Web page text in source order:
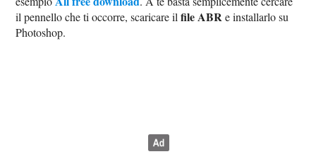
il pennello che ti occorre, scaricare ilfile ABR e installarlo su
Photoshop.